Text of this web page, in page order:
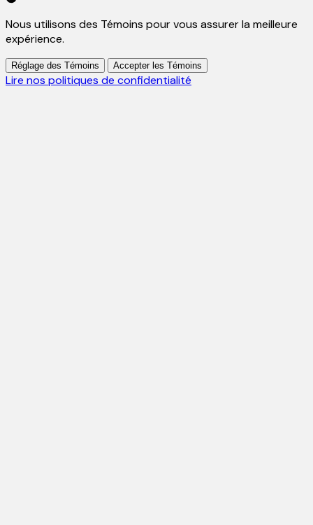
Nous utilisons des Témoins pour vous assurer la meilleure
expérience.
Réglage des Témoins Accepter les Témoins
Lire nos politiques de confidentialité